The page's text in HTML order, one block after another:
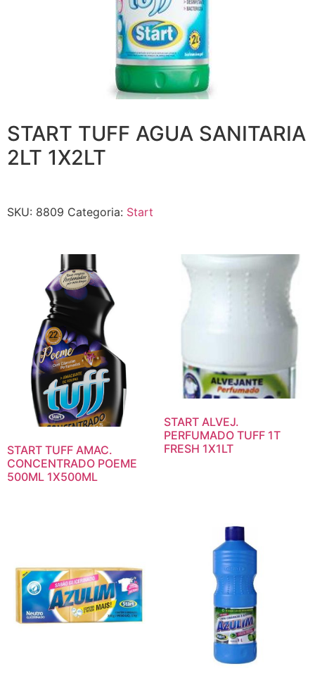
START TUFF AGUA SANITARIA
2LT 1X2LT
SKU: 8809 Categoria: Start
START TUFF AMAC.
CONCENTRADO POEME
500ML 1X500ML
START ALVEJ.
PERFUMADO TUFF 1T
FRESH 1X1LT